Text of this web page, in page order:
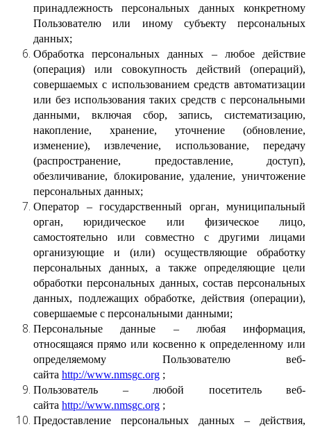
принадлежность персональных данных конкретному
Пользователю или иному субъекту персональных
данных;
Обработка персональных данных – любое действие
(операция) или совокупность действий (операций),
совершаемых с использованием средств автоматизации
или без использования таких средств с персональными
данными, включая сбор, запись, систематизацию,
накопление, хранение, уточнение (обновление,
изменение), извлечение, использование, передачу
(распространение, предоставление, доступ),
обезличивание, блокирование, удаление, уничтожение
персональных данных;
Оператор – государственный орган, муниципальный
орган, юридическое или физическое лицо,
самостоятельно или совместно с другими лицами
организующие и (или) осуществляющие обработку
персональных данных, а также определяющие цели
обработки персональных данных, состав персональных
данных, подлежащих обработке, действия (операции),
совершаемые с персональными данными;
Персональные данные – любая информация,
относящаяся прямо или косвенно к определенному или
определяемому Пользователю веб-
сайта http://www.nmsgc.org ;
Пользователь – любой посетитель веб-
сайта http://www.nmsgc.org ;
Предоставление персональных данных – действия,